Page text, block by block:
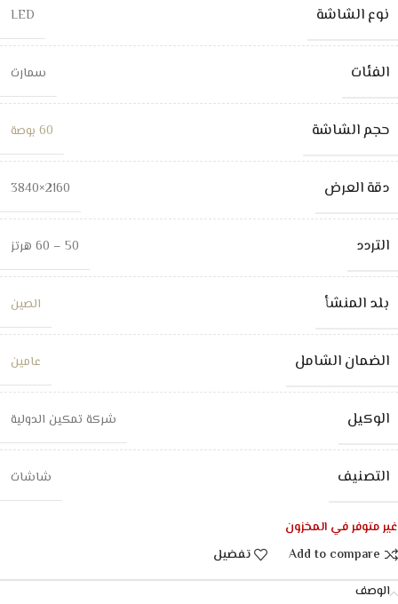
نوع الشاشة LED
الفئات سمارت
حجم الشاشة 60 بوصة
دقة العرض 2160×3840
التردد 50 – 60 هرتز
بلد المنشأ الصين
الضمان الشامل عامين
الوكيل شركة تمكين الدولية
التصنيف شاشات
غير متوفر في المخزون
Add to compare
تفضيل
الوصف